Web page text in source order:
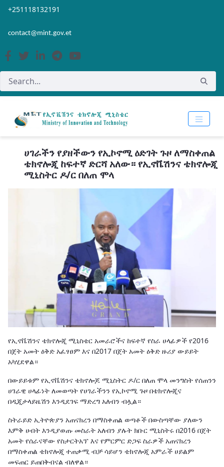
Skip to Main Content
Open Accessibility Menu
+251118132191
contact@mint.gov.et
ሀገራችን የያዘችውን የኢኮኖሚ ዕድገት ጉዞ ለማስቀጠል
ቴክኖሎጂ ከፍተኛ ድርሻ አለው። የኢኖቬሽንና ቴክኖሎጂ
ሚኒስትር ዶ/ር በለጠ ሞላ
የኢኖቬሽንና ቴክኖሎጂ ሚኒስቴር አመራሮችና ከፍተኛ የስራ ሀላፊዎች የ2016
በጀት አመት ዕቅድ አፈፃፀም እና በ2017 በጀት አመት ዕቅድ ዙሪያ ውይይት
አካሂደዋል።
በውይይቱም የኢኖቬሽንና ቴክኖሎጆ ሚኒስትር ዶ/ር በለጠ ሞላ መንግስት የሰጠንን
ሀገራዊ ሀላፊነት ለመወጣት የሀገራችንን የኢኮኖሚ ጉዞ በቴክኖሎጂና
በዲጂታላይዜሽን እንዲደገፍ ማድረግ አለብን ብሏል።
ስትራይድ ኢትዮጵያን አጠናክረን በማስቀጠል ወጣቶች በውስጣቸው ያለውን
እምቅ ሀብት እንዲያወጡ መስራት አለብን ያሉት ክቡር ሚኒስትሩ በ2016 በጀት
አመት የሰራናቸው የስታርትአፕ እና የምርምር ድጋፍ ስራዎች አጠናክረን
በማስቀጠል ቴክኖሎጂ ተጠቃሚ ብቻ ሳይሆን ቴክኖሎጂ አምራች ሀይልም
መፍጠር ይጠበቅብናል ብለዋል።